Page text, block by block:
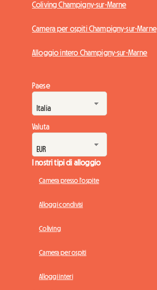
Coliving Champigny-sur-Marne
Camera per ospiti Champigny-sur-Marne
Alloggio intero Champigny-sur-Marne
Paese
Valuta
I nostri tipi di alloggio
Camera presso l'ospite
Alloggi condivisi
Coliving
Camera per ospiti
Alloggi interi